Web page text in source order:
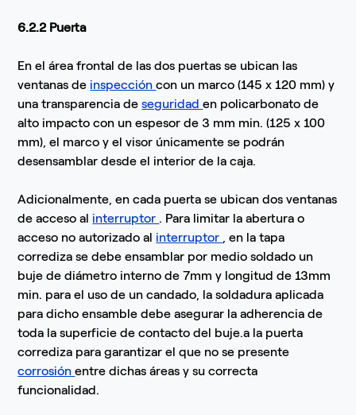
6.2.2 Puerta
En el área frontal de las dos puertas se ubican las
ventanas deinspeccióncon un marco (145 x 120 mm) y
una transparencia deseguridaden policarbonato de
alto impacto con un espesor de 3 mm min. (125 x 100
mm), el marco y el visor únicamente se podrán
desensamblar desde el interior de la caja.
Adicionalmente, en cada puerta se ubican dos ventanas
de acceso alinterruptor . Para limitar la abertura o
acceso no autorizado alinterruptor
, en la tapa
corrediza se debe ensamblar por medio soldado un
buje de diámetro interno de 7mm y longitud de 13mm
min. para el uso de un candado, la soldadura aplicada
para dicho ensamble debe asegurar la adherencia de
toda la superficie de contacto del buje.a la puerta
corrediza para garantizar el que no se presente
corrosiónentre dichas áreas y su correcta
funcionalidad.